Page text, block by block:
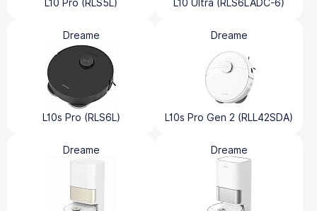
Dreame
L10s Pro (RLS6L)
Dreame
L10s Pro Gen 2 (RLL42SDA)
Dreame Dreame